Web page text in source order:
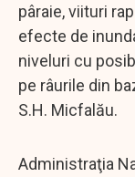
pâraie, viituri
efecte de
niveluri cu
pe râurile din
S.H. Micfalău.
Administraţia